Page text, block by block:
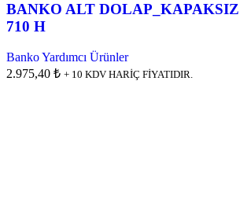
BANKO ALT DOLAP_KAPAKSIZ
710 H
Banko Yardımcı Ürünler
2.975,40 ₺ + 10 KDV HARİÇ FİYATIDIR.